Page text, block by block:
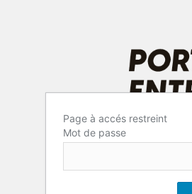
Page à accés restreint
Mot de passe